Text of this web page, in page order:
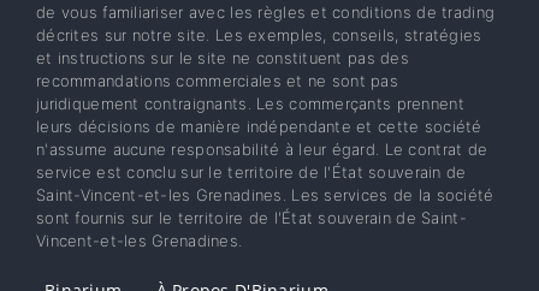
de vous familiariser avec les règles et conditions de trading
décrites sur notre site. Les exemples, conseils, stratégies
et instructions sur le site ne constituent pas des
recommandations commerciales et ne sont pas
juridiquement contraignants. Les commerçants prennent
leurs décisions de manière indépendante et cette société
n'assume aucune responsabilité à leur égard. Le contrat de
service est conclu sur le territoire de l'État souverain de
Saint-Vincent-et-les Grenadines. Les services de la société
sont fournis sur le territoire de l'État souverain de Saint-
Vincent-et-les Grenadines.